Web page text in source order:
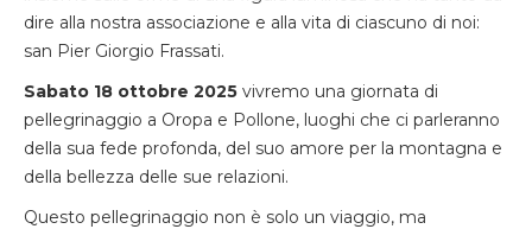
dire alla nostra associazione e alla vita di ciascuno di noi:
san Pier Giorgio Frassati.
Sabato 18 ottobre 2025 vivremo una giornata di
pellegrinaggio a Oropa e Pollone, luoghi che ci parleranno
della sua fede profonda, del suo amore per la montagna e
della bellezza delle sue relazioni.
Questo pellegrinaggio non è solo un viaggio, ma